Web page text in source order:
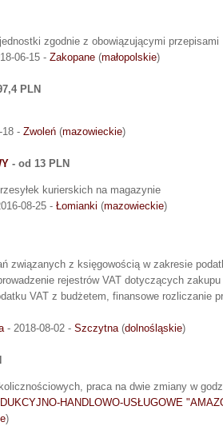
zgodnie z obowiązującymi przepisami
06-15 - Zakopane (małopolskie)
PLN
18 - Zwoleń (mazowieckie)
- od 13 PLN
kurierskich na magazynie
08-25 - Łomianki (mazowieckie)
związanych z księgowością w zakresie
rejestrów VAT dotyczących
VAT z budżetem, finansowe rozliczanie
- 2018-08-02 - Szczytna(dolnośląskie)
praca na dwie zmiany w
HANDLOWO-USŁUGOWE
)